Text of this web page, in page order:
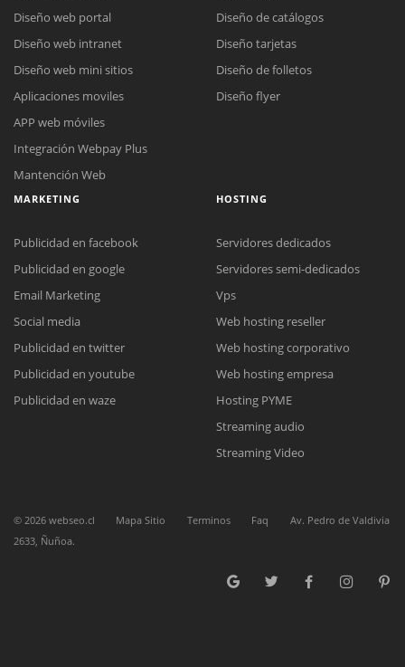
Reunión online
Nuestros ejecutivos le enviarán un correo electrónico con el enlace a
Meet para la reunión online.
Cotización
Complete el formulario y nos contactaremos a la brevedad.
Chat Online
para enviarnos un correo electrónico con sus datos personales.
Diseño web portal
Diseño web intranet
Diseño web mini sitios
Aplicaciones moviles
APP web móviles
Integración Webpay Plus
Mantención Web
Diseño de catálogos
Diseño tarjetas
Diseño de folletos
Diseño flyer
MARKETING
Publicidad en facebook
Publicidad en google
Email Marketing
Social media
Publicidad en twitter
Publicidad en youtube
Publicidad en waze
HOSTING
Servidores dedicados
Servidores semi-dedicados
Vps
Web hosting reseller
Web hosting corporativo
Web hosting empresa
Hosting PYME
Streaming audio
Streaming Video
© 2026 webseo.cl Mapa Sitio Terminos Faq
Av. Pedro de Valdivia
2633, Ñuñoa.